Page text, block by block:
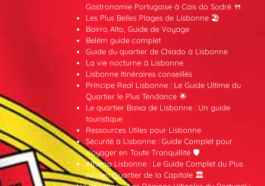
Gastronomie Portugaise à Cais do Sodré 🍴
Les Plus Belles Plages de Lisbonne 🏖️
Bairro Alto, Guide de Voyage
Belém guide complet
Guide du quartier de Chiado à Lisbonne
La vie nocturne à Lisbonne
Lisbonne Itinéraires conseillés
Príncipe Real Lisbonne : Le Guide Ultime du
Quartier le Plus Tendance 🌟
Le quartier Baixa de Lisbonne : Un guide
touristique
Ressources Utiles pour Lisbonne
Sécurité à Lisbonne : Guide Complet pour
Voyager en Toute Tranquillité 🛡️
Alfama Lisbonne : Le Guide Complet du Plus
Ancien Quartier de la Capitale 🏛️